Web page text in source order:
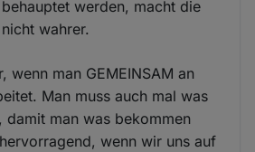
werden, macht die
wahrer.
wenn man GEMEINSAM an
Man muss auch mal was
damit man was bekommen
wenn wir uns auf